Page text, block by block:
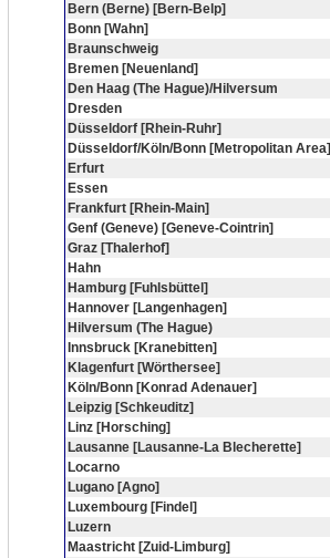
Bern (Berne) [Bern-Belp]
Bonn [Wahn]
Braunschweig
Bremen [Neuenland]
Den Haag (The Hague)/Hilversum
Dresden
Düsseldorf [Rhein-Ruhr]
Düsseldorf/Köln/Bonn [Metropolitan Area]
Erfurt
Essen
Frankfurt [Rhein-Main]
Genf (Geneve) [Geneve-Cointrin]
Graz [Thalerhof]
Hahn
Hamburg [Fuhlsbüttel]
Hannover [Langenhagen]
Hilversum (The Hague)
Innsbruck [Kranebitten]
Klagenfurt [Wörthersee]
Köln/Bonn [Konrad Adenauer]
Leipzig [Schkeuditz]
Linz [Horsching]
Lausanne [Lausanne-La Blecherette]
Locarno
Lugano [Agno]
Luxembourg [Findel]
Luzern
Maastricht [Zuid-Limburg]